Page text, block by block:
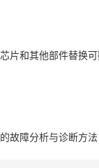
片和其他部件替换
故障分析与诊断方法